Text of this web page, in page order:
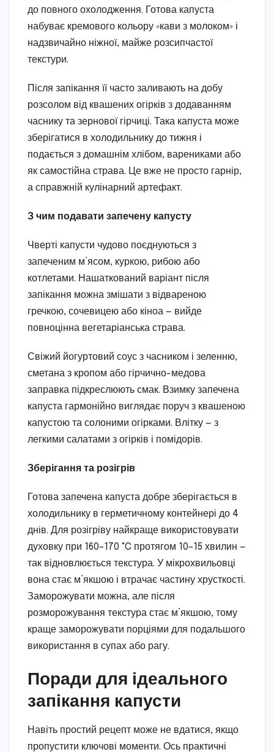
до повного охолодження. Готова капуста
набуває кремового кольору «кави з молоком» і
надзвичайно ніжної, майже розсипчастої
текстури.
Після запікання її часто заливають на добу
розсолом від квашених огірків з додаванням
часнику та зернової гірчиці. Така капуста може
зберігатися в холодильнику до тижня і
подається з домашнім хлібом, варениками або
як самостійна страва. Це вже не просто гарнір,
а справжній кулінарний артефакт.
З чим подавати запечену капусту
Чверті капусти чудово поєднуються з
запеченим м’ясом, куркою, рибою або
котлетами. Нашаткований варіант після
запікання можна змішати з відвареною
гречкою, сочевицею або кіноа — вийде
повноцінна вегетаріанська страва.
Свіжий йогуртовий соус з часником і зеленню,
сметана з кропом або гірчично-медова
заправка підкреслюють смак. Взимку запечена
капуста гармонійно виглядає поруч з квашеною
капустою та солоними огірками. Влітку — з
легкими салатами з огірків і помідорів.
Зберігання та розігрів
Готова запечена капуста добре зберігається в
холодильнику в герметичному контейнері до 4
днів. Для розігріву найкраще використовувати
духовку при 160–170 °C протягом 10–15 хвилин —
так відновлюється текстура. У мікрохвильовці
вона стає м’якшою і втрачає частину хрусткості.
Заморожувати можна, але після
розморожування текстура стає м’якшою, тому
краще заморожувати порціями для подальшого
використання в супах або рагу.
Поради для ідеального
запікання капусти
Навіть простий рецепт може не вдатися, якщо
пропустити ключові моменти. Ось практичні